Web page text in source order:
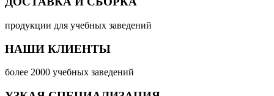
продукции для учебных заведений
НАШИ КЛИЕНТЫ
более 2000 учебных заведений